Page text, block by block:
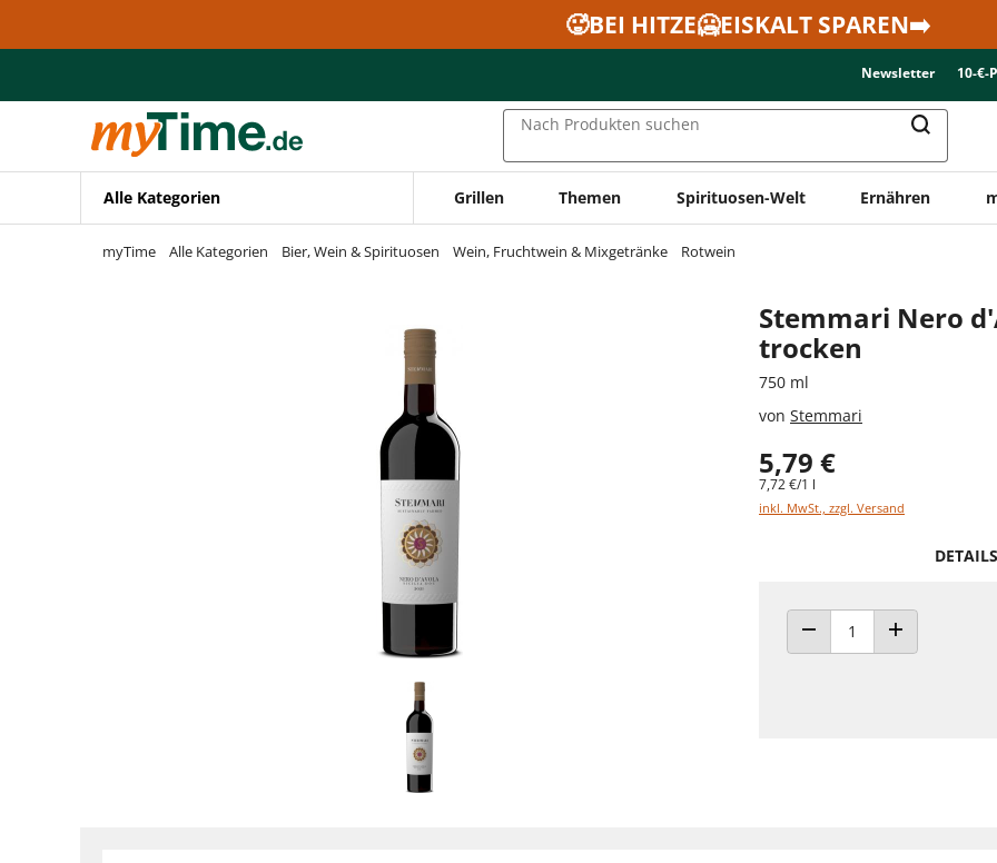
Zur Navigation springen
🥵BEI HITZE🥶EISKALT SPAREN➡️
Newsletter 10-€-
Nach Produkten suchen
Alle Kategorien Grillen Themen Spirituosen-Welt Ernähren
myTime Alle Kategorien Bier, Wein & Spirituosen Wein, Fruchtwein & Mixgetränke Rotwein
Stemmari Nero
trocken
750 ml
von Stemmari
5,79 €
7,72 €/1 l
inkl. MwSt., zzgl. Versand
ANZAHL VERRINGERN
ANZAHL